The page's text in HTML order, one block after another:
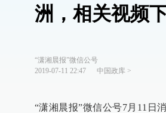
洲，相关视频
“潇湘晨报”微信公号
2019-07-11 22:47
中国政库>
“潇湘晨报”微信公号7月11日